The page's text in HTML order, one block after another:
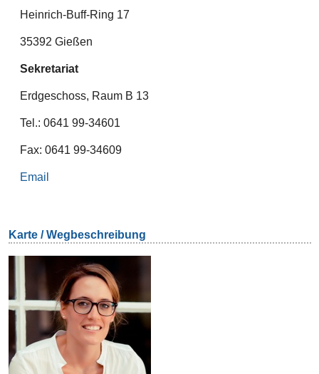
Heinrich-Buff-Ring 17
35392 Gießen
Sekretariat
Erdgeschoss, Raum B 13
Tel.: 0641 99-34601
Fax: 0641 99-34609
Email
Karte / Wegbeschreibung